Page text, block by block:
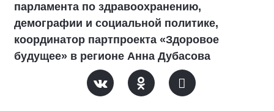
парламента по здравоохранению,
демографии и социальной политике,
координатор партпроекта «Здоровое
будущее» в регионе Анна Дубасова